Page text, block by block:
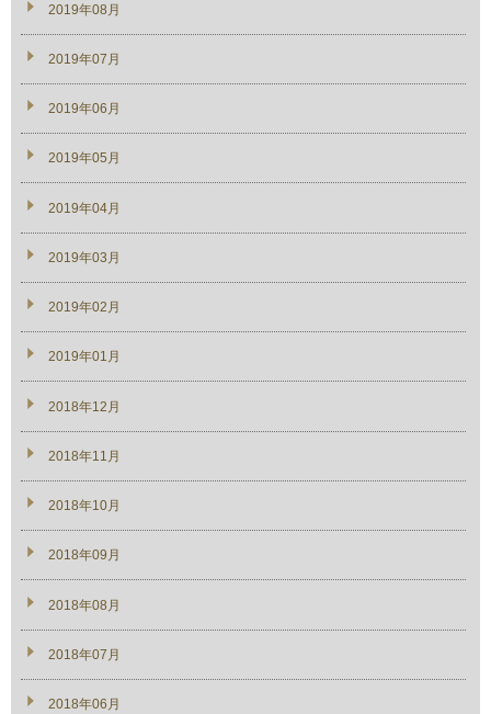
2019年08月
2019年07月
2019年06月
2019年05月
2019年04月
2019年03月
2019年02月
2019年01月
2018年12月
2018年11月
2018年10月
2018年09月
2018年08月
2018年07月
2018年06月